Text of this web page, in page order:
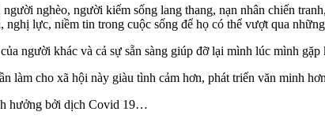
nghèo, người kiếm sống lang thang, nạn nhân chiến
lực, niềm tin trong cuộc sống để họ có thể vượt qua
người khác và cả sự sẵn sàng giúp đỡ lại mình lúc mình gặp
làm cho xã hội này giàu tình cảm hơn, phát triển văn minh
hưởng bởi dịch Covid 19…